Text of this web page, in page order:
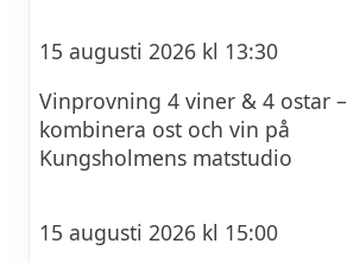
15 augusti 2026 kl 13:30
Vinprovning 4 viner & 4 ostar –
kombinera ost och vin på
Kungsholmens matstudio
15 augusti 2026 kl 15:00